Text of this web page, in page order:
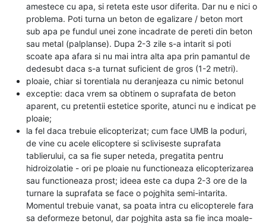
amestece cu apa, si reteta este usor diferita. Dar nu e nici o
problema. Poti turna un beton de egalizare / beton mort
sub apa pe fundul unei zone incadrate de pereti din beton
sau metal (palplanse). Dupa 2-3 zile s-a intarit si poti
scoate apa afara si nu mai intra alta apa prin pamantul de
dedesubt daca s-a turnat suficient de gros (1-2 metri).
ploaie, chiar si torentiala nu deranjeaza cu nimic betonul
exceptie: daca vrem sa obtinem o suprafata de beton
aparent, cu pretentii estetice sporite, atunci nu e indicat pe
ploaie;
la fel daca trebuie elicopterizat; cum face UMB la poduri,
de vine cu acele elicoptere si scliviseste suprafata
tablierului, ca sa fie super neteda, pregatita pentru
hidroizolatie - ori pe ploaie nu functioneaza elicopterizarea
sau functioneaza prost; ideea este ca dupa 2-3 ore de la
turnare la suprafata se face o pojghita semi-intarita.
Momentul trebuie vanat, sa poata intra cu elicopterele fara
sa deformeze betonul, dar pojghita asta sa fie inca moale-